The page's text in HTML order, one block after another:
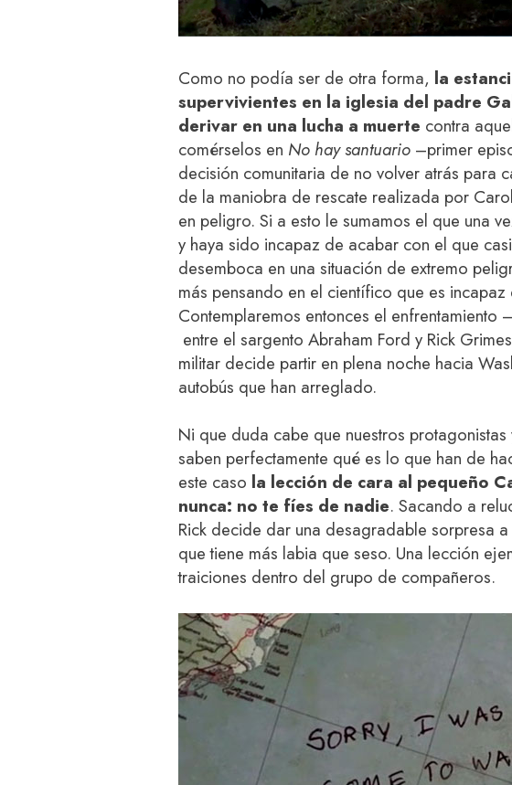
Como no podía ser de otra forma, la
supervivientes en la iglesia del padre
derivar en una lucha a muerte contra
comérselos en No hay santuario –primer
decisión comunitaria de no volver atrás para
de la maniobra de rescate realizada por
en peligro. Si a esto le sumamos el que una
y haya sido incapaz de acabar con el que
desemboca en una situación de extremo
más pensando en el científico que es
Contemplaremos entonces el enfrentamiento
entre el sargento Abraham Ford y Rick
militar decide partir en plena noche hacia
autobús que han arreglado.
Ni que duda cabe que nuestros
saben perfectamente qué es lo que han de
este caso la lección de cara al pequeño
nunca: no te fíes de nadie. Sacando a
Rick decide dar una desagradable sorpresa
que tiene más labia que seso. Una lección
traiciones dentro del grupo de compañeros.